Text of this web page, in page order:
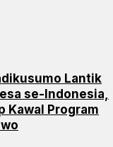
Lantik
se-Indonesia,
Kawal Program